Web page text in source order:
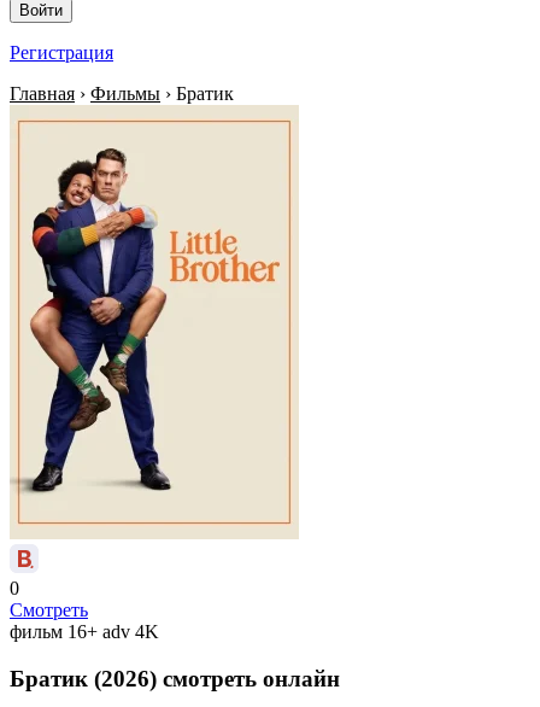
Войти
Регистрация
Главная › Фильмы › Братик
0
Смотреть
фильм 16+ adv 4K
Братик (2026) смотреть онлайн